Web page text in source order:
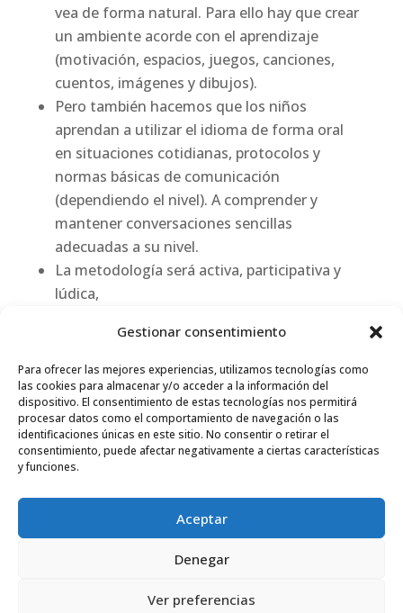
Gestionar consentimiento
Para ofrecer las mejores experiencias, utilizamos tecnologías como
las cookies para almacenar y/o acceder a la información del
dispositivo. El consentimiento de estas tecnologías nos permitirá
procesar datos como el comportamiento de navegación o las
identificaciones únicas en este sitio. No consentir o retirar el
consentimiento, puede afectar negativamente a ciertas características
y funciones.
Aceptar
Denegar
Ver preferencias
vea de forma natural. Para ello hay que crear
un ambiente acorde con el aprendizaje
(motivación, espacios, juegos, canciones,
cuentos, imágenes y dibujos).
Pero también hacemos que los niños
aprendan a utilizar el idioma de forma oral
en situaciones cotidianas, protocolos y
normas básicas de comunicación
(dependiendo el nivel). A comprender y
mantener conversaciones sencillas
adecuadas a su nivel.
La metodología será activa, participativa y
lúdica,
adecuado dependiendo el nivel.
Se tomará especial interés en observar qué
actividades gustan más a los niños, que les
inquietan o lo que les llama más su atención
con el fin de aprovecharlo en el aprendizaje.
Política de cookies (UE)
Política de privacidad
Trabaja con nosotros
© 2019 Crono Ocio Cultura y Deporte -